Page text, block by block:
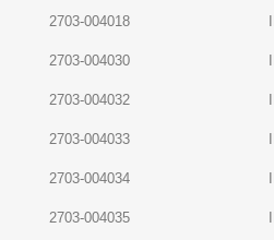
2703-004018
2703-004030
2703-004032
2703-004033
2703-004034
2703-004035